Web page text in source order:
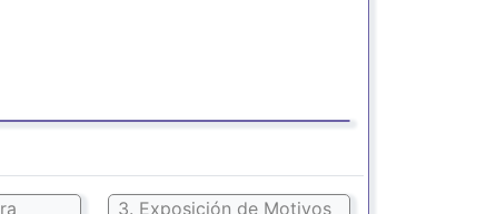
3. Exposición de Motivos